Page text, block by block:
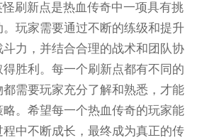
刷新点是热血传奇中一项具有挑
玩家需要通过不断的练级和提升
力，并结合合理的战术和团队协
胜利。每一个刷新点都有不同的
需要玩家充分了解和熟悉，才能
。希望每一个热血传奇的玩家能
中不断成长，最终成为真正的传